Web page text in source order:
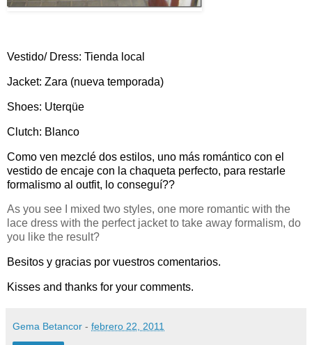
Vestido/ Dress: Tienda local
Jacket: Zara (nueva temporada)
Shoes: Uterqüe
Clutch: Blanco
Como ven mezclé dos estilos, uno más romántico con el
vestido de encaje con la chaqueta perfecto, para restarle
formalismo al outfit, lo conseguí??
As you see I mixed two styles, one more romantic with the
lace dress with the perfect jacket to take away formalism, do
you like the result?
Besitos y gracias por vuestros comentarios.
Kisses and thanks for your comments.
Gema Betancor - febrero 22, 2011